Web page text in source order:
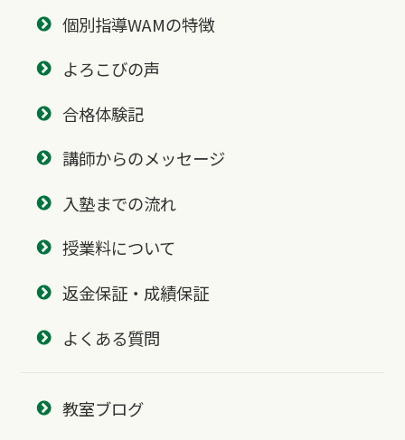
個別指導WAMの特徴
よろこびの声
合格体験記
講師からのメッセージ
入塾までの流れ
授業料について
返金保証・成績保証
よくある質問
教室ブログ